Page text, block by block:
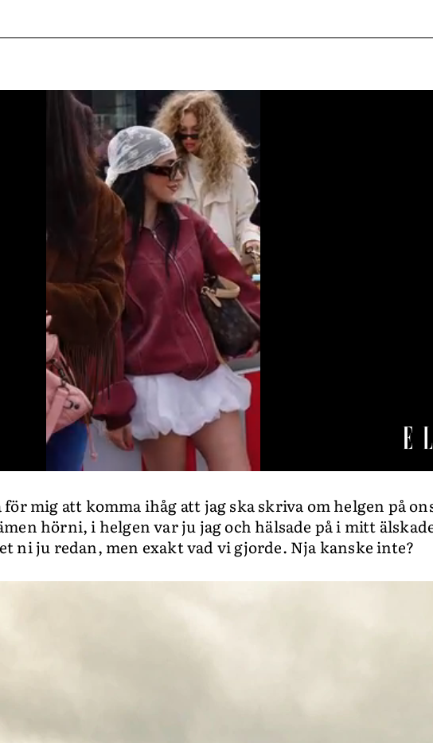
mig att komma ihåg att jag ska skriva om helgen på
hörni, i helgen var ju jag och hälsade på i mitt
ni ju redan, men exakt vad vi gjorde. Nja kanske inte?